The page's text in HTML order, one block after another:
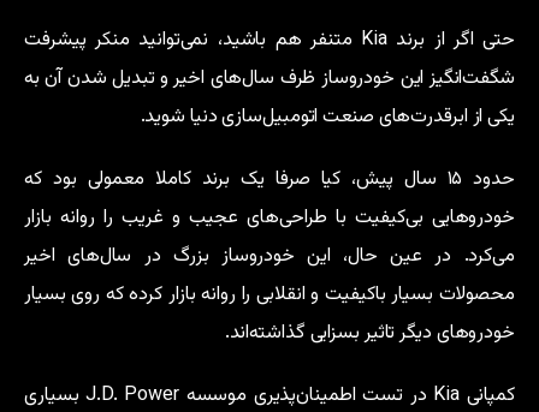
حتی اگر از برند Kia متنفر هم باشید، نمی‌توانید منکر پیشرفت
شگفت‌انگیز این خودروساز ظرف سال‌های اخیر و تبدیل شدن آن به
یکی از ابرقدرت‌های صنعت اتومبیل‌سازی دنیا شوید.
حدود ۱۵ سال پیش، کیا صرفا یک برند کاملا معمولی بود که
خودروهایی بی‌کیفیت با طراحی‌های عجیب و غریب را روانه بازار
می‌کرد. در عین حال، این خودروساز بزرگ در سال‌های اخیر
محصولات بسیار باکیفیت و انقلابی را روانه بازار کرده که روی بسیار
خودروهای دیگر تاثیر بسزایی گذاشته‌اند.
کمپانی Kia در تست اطمینان‌پذیری موسسه J.D. Power بسیاری